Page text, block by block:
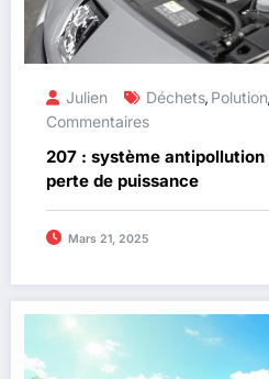
Julien Déchets, Polution,
Commentaires
207 : système
perte de puissance
Mars 21, 2025